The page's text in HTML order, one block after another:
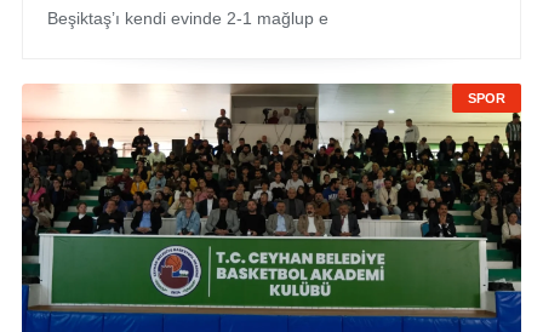
Beşiktaş’ı kendi evinde 2-1 mağlup e
SPOR